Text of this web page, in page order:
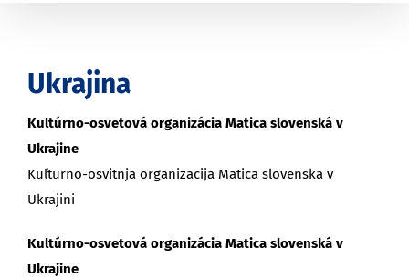
Ukrajina
Kultúrno-osvetová organizácia Matica slovenská v
Ukrajine
Kuľturno-osvitnja organizacija Matica slovenska v
Ukrajini
Kultúrno-osvetová organizácia Matica slovenská v
Ukrajine